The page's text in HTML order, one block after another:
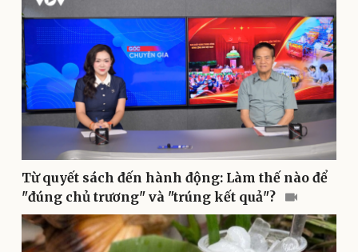
Văn hóa
Sân khấu - Điện ảnh
Văn học
Âm nhạc
Giải trí
Nghệ sĩ
Thời trang
Sao Việt
Từ quyết sách đến hành động: Làm thế nào để
"đúng chủ trương" và "trúng kết quả"?